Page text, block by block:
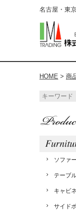
名古屋・東
HOME > 商
ソファー
テーブ
キャビ
サイド